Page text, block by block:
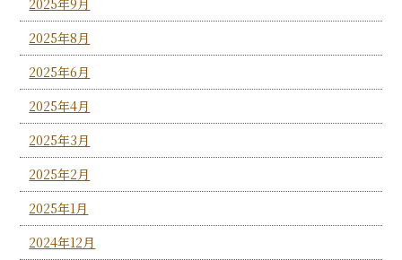
2025年8月
2025年6月
2025年4月
2025年3月
2025年2月
2025年1月
2024年12月